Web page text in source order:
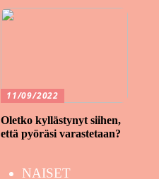
11/09/2022
Oletko kyllästynyt siihen,
että pyöräsi varastetaan?
NAISET